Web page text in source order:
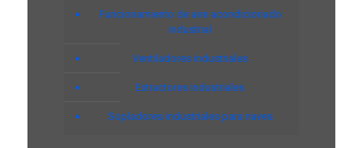
Funcionamiento de aire acondicionado
industrial
Ventiladores industriales
Extractores industriales
Sopladores industriales para naves